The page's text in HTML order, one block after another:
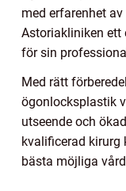
med erfarenhet
Astoriakliniken ett
för sin
Med rätt
ögonlocksplastik
utseende och
kvalificerad kirurg
bästa möjliga